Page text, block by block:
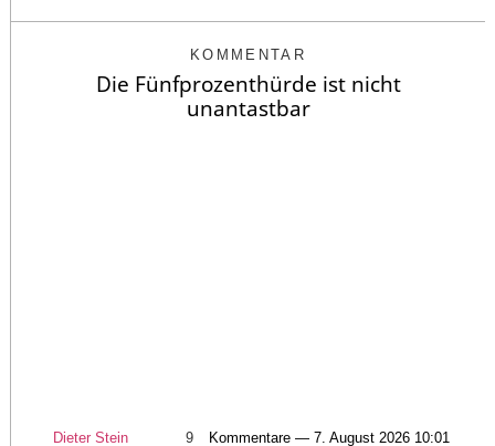
KOMMENTAR
Die Fünfprozenthürde ist nicht
unantastbar
Dieter Stein 9 Kommentare — 7. August 2026 10:01